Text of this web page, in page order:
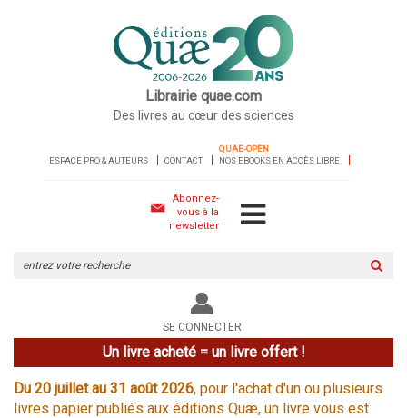
Librairie quae.com
Des livres au cœur des sciences
ESPACE PRO & AUTEURS CONTACT
QUAE-OPEN
NOS EBOOKS EN ACCÈS LIBRE
Abonnez-
vous à la
newsletter
le
site
SE CONNECTER
Un livre acheté = un livre offert !
Du 20 juillet au 31 août 2026, pour l'achat d'un ou plusieurs
livres papier publiés aux éditions Quæ, un livre vous est